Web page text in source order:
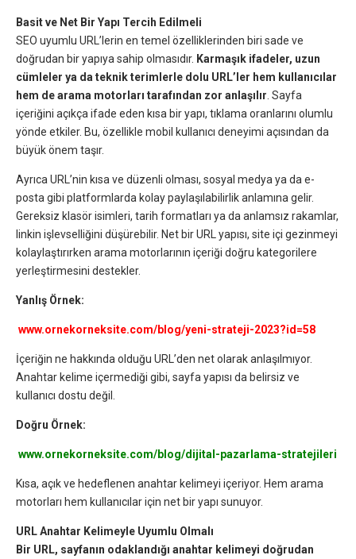
Basit ve Net Bir Yapı Tercih Edilmeli
SEO uyumlu URL’lerin en temel özelliklerinden biri sade ve
doğrudan bir yapıya sahip olmasıdır. Karmaşık ifadeler, uzun
cümleler ya da teknik terimlerle dolu URL’ler hem kullanıcılar
hem de arama motorları tarafından zor anlaşılır . Sayfa
içeriğini açıkça ifade eden kısa bir yapı, tıklama oranlarını olumlu
yönde etkiler. Bu, özellikle mobil kullanıcı deneyimi açısından da
büyük önem taşır.
Ayrıca URL’nin kısa ve düzenli olması, sosyal medya ya da e-
posta gibi platformlarda kolay paylaşılabilirlik anlamına gelir.
Gereksiz klasör isimleri, tarih formatları ya da anlamsız rakamlar,
linkin işlevselliğini düşürebilir. Net bir URL yapısı, site içi gezinmeyi
kolaylaştırırken arama motorlarının içeriği doğru kategorilere
yerleştirmesini destekler.
Yanlış Örnek:
www.ornekorneksite.com/blog/yeni-strateji-2023?id=58
İçeriğin ne hakkında olduğu URL’den net olarak anlaşılmıyor.
Anahtar kelime içermediği gibi, sayfa yapısı da belirsiz ve
kullanıcı dostu değil.
Doğru Örnek:
www.ornekorneksite.com/blog/dijital-pazarlama-stratejileri
Kısa, açık ve hedeflenen anahtar kelimeyi içeriyor. Hem arama
motorları hem kullanıcılar için net bir yapı sunuyor.
URL Anahtar Kelimeyle Uyumlu Olmalı
Bir URL, sayfanın odaklandığı anahtar kelimeyi doğrudan